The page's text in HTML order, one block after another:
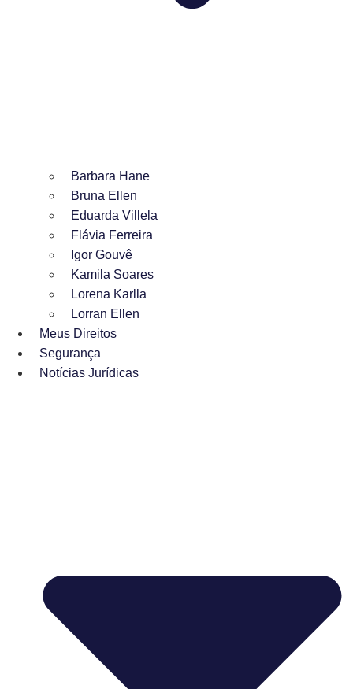
Barbara Hane
Bruna Ellen
Eduarda Villela
Flávia Ferreira
Igor Gouvê
Kamila Soares
Lorena Karlla
Lorran Ellen
Meus Direitos
Segurança
Notícias Jurídicas